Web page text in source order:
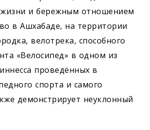
и бережным отношением
в Ашхабаде, на территории
велотрека, способного
«Велосипед» в одном из
проведённых в
спорта и самого
демонстрирует неуклонный